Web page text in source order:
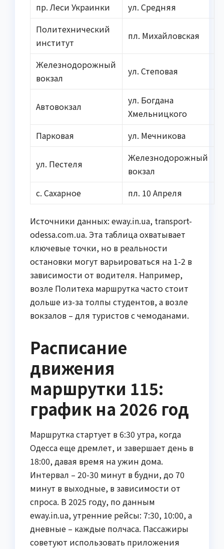
пр. Леси Украинки
ул. Средняя
Политехнический
институт
пл. Михайловская
Железнодорожный
вокзал
ул. Степовая
Автовокзал
ул. Богдана
Хмельницкого
Парковая
ул. Мечникова
ул. Пестеля
Железнодорожный
вокзал
с. Сахарное
пл. 10 Апреля
Источники данных: eway.in.ua, transport-
odessa.com.ua. Эта таблица охватывает
ключевые точки, но в реальности
остановки могут варьироваться на 1-2 в
зависимости от водителя. Например,
возле Политеха маршрутка часто стоит
дольше из-за толпы студентов, а возле
вокзалов – для туристов с чемоданами.
Расписание
движения
маршрутки 115:
график на 2026 год
Маршрутка стартует в 6:30 утра, когда
Одесса еще дремлет, и завершает день в
18:00, давая время на ужин дома.
Интервал – 20-30 минут в будни, до 70
минут в выходные, в зависимости от
спроса. В 2025 году, по данным
eway.in.ua, утренние рейсы: 7:30, 10:00, а
дневные – каждые полчаса. Пассажиры
советуют использовать приложения